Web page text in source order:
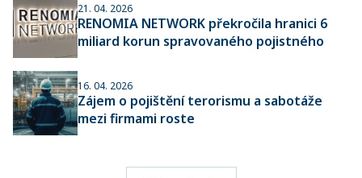
21. 04. 2026
RENOMIA NETWORK překročila hranici 6
miliard korun spravovaného pojistného
16. 04. 2026
Zájem o pojištění terorismu a sabotáže
mezi firmami roste